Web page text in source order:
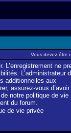
Vous devez être
L’enregistrement ne
L’administrateur
additionnelles aux
assurez-vous
notre politique de vie
du forum.
de vie privée